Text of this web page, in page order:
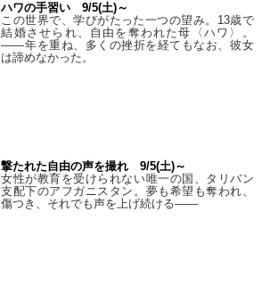
ハワの手習い 9/5(土)～
この世界で、学びがたった一つの望み。13歳で
結婚させられ、自由を奪われた母〈ハワ〉。
——年を重ね、多くの挫折を経てもなお、彼女
は諦めなかった。
撃たれた自由の声を撮れ 9/5(土)～
女性が教育を受けられない唯一の国、タリバン
支配下のアフガニスタン。夢も希望も奪われ、
傷つき、それでも声を上げ続ける——